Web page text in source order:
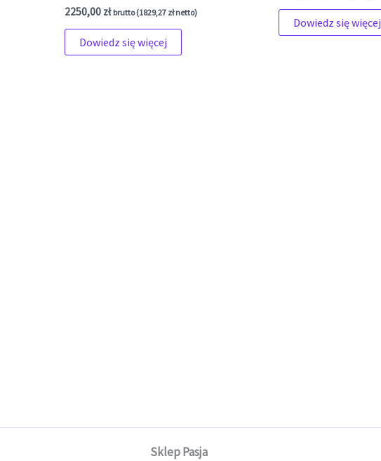
2250,00 zł brutto (1829,27 złnetto)
Dowiedz się więcej
Dowiedz się więcej
Sklep Pasja